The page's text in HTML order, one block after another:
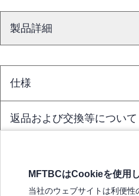
製品詳細
仕様
返品および交換等について
MFTBCはCookieを使用
当社のウェブサイトは利便性